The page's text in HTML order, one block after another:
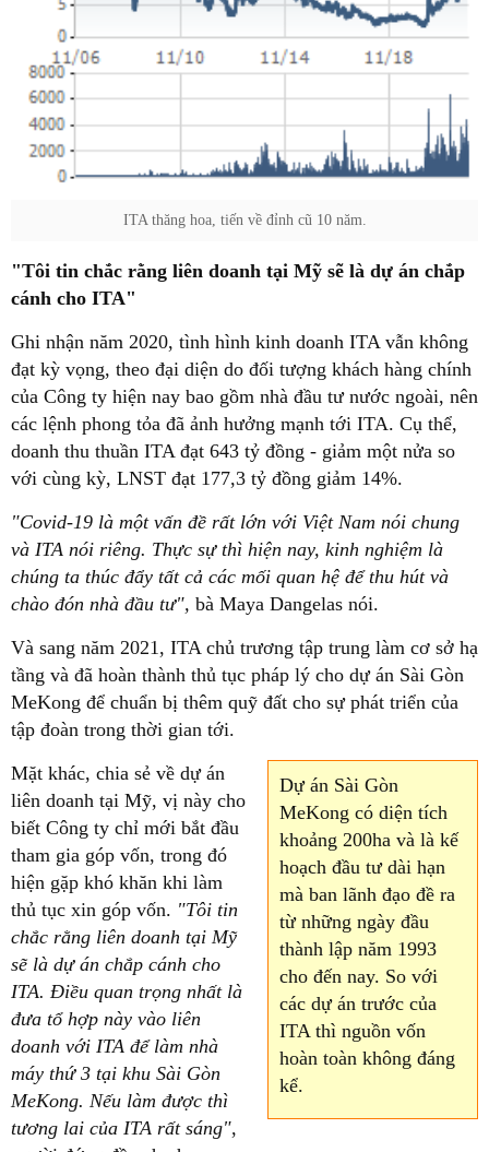
ITA thăng hoa, tiến về đỉnh cũ 10 năm.
"Tôi tin chắc rằng liên doanh tại Mỹ sẽ là dự án chắp
cánh cho ITA"
Ghi nhận năm 2020, tình hình kinh doanh ITA vẫn không
đạt kỳ vọng, theo đại diện do đối tượng khách hàng chính
của Công ty hiện nay bao gồm nhà đầu tư nước ngoài, nên
các lệnh phong tỏa đã ảnh hưởng mạnh tới ITA. Cụ thể,
doanh thu thuần ITA đạt 643 tỷ đồng - giảm một nửa so
với cùng kỳ, LNST đạt 177,3 tỷ đồng giảm 14%.
"Covid-19 là một vấn đề rất lớn với Việt Nam nói chung
và ITA nói riêng. Thực sự thì hiện nay, kinh nghiệm là
chúng ta thúc đẩy tất cả các mối quan hệ để thu hút và
chào đón nhà đầu tư", bà Maya Dangelas nói.
Và sang năm 2021, ITA chủ trương tập trung làm cơ sở hạ
tầng và đã hoàn thành thủ tục pháp lý cho dự án Sài Gòn
MeKong để chuẩn bị thêm quỹ đất cho sự phát triển của
tập đoàn trong thời gian tới.
Dự án Sài Gòn
MeKong có diện tích
khoảng 200ha và là kế
hoạch đầu tư dài hạn
mà ban lãnh đạo đề ra
từ những ngày đầu
thành lập năm 1993
cho đến nay. So với
các dự án trước của
ITA thì nguồn vốn
hoàn toàn không đáng
kể.
Mặt khác, chia sẻ về dự án
liên doanh tại Mỹ, vị này cho
biết Công ty chỉ mới bắt đầu
tham gia góp vốn, trong đó
hiện gặp khó khăn khi làm
thủ tục xin góp vốn. "Tôi tin
chắc rằng liên doanh tại Mỹ
sẽ là dự án chắp cánh cho
ITA. Điều quan trọng nhất là
đưa tổ hợp này vào liên
doanh với ITA để làm nhà
máy thứ 3 tại khu Sài Gòn
MeKong. Nếu làm được thì
tương lai của ITA rất sáng",